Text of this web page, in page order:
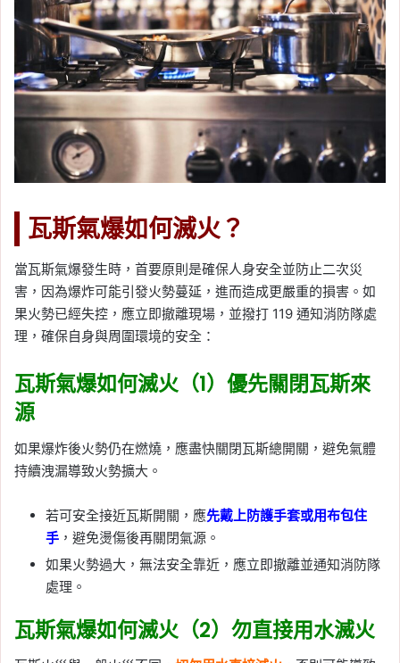
瓦斯氣爆如何滅火？
當瓦斯氣爆發生時，首要原則是確保人身安全並防止二次災
害，因為爆炸可能引發火勢蔓延，進而造成更嚴重的損害。如
果火勢已經失控，應立即撤離現場，並撥打 119 通知消防隊處
理，確保自身與周圍環境的安全：
瓦斯氣爆如何滅火（1） 優先關閉瓦斯來
源
如果爆炸後火勢仍在燃燒，應盡快關閉瓦斯總開關，避免氣體
持續洩漏導致火勢擴大。
若可安全接近瓦斯開關，應先戴上防護手套或用布包住
手 ，避免燙傷後再關閉氣源。
如果火勢過大，無法安全靠近，應立即撤離並通知消防隊
處理。
瓦斯氣爆如何滅火（2） 勿直接用水滅火